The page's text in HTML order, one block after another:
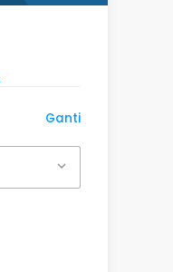
Ganti